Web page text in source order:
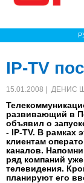
IP-TV
15.01.2008 | ДЕНИС
развивающий в
объявил о
- IP-TV. В рамках
клиентам
каналов.
ряд компаний
телевидения.
планируют его